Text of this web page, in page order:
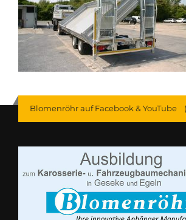
Blomenröhr auf Facebook & YouTube